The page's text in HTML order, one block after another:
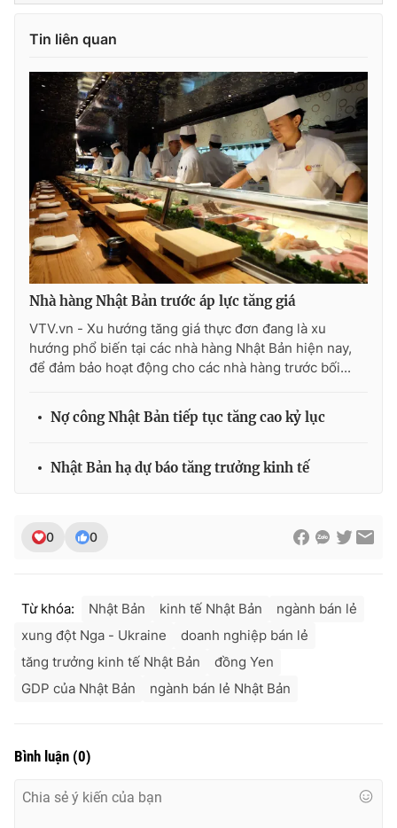
Tin liên quan
Nhà hàng Nhật Bản trước áp lực tăng giá
VTV.vn - Xu hướng tăng giá thực đơn đang là xu
hướng phổ biến tại các nhà hàng Nhật Bản hiện nay,
để đảm bảo hoạt động cho các nhà hàng trước bối...
Nợ công Nhật Bản tiếp tục tăng cao kỷ lục
Nhật Bản hạ dự báo tăng trưởng kinh tế
0 0
Từ khóa: Nhật Bản kinh tế Nhật Bản
ngành bán lẻ
xung đột Nga - Ukraine
doanh nghiệp bán lẻ
tăng trưởng kinh tế Nhật Bản
đồng Yen
GDP của Nhật Bản
ngành bán lẻ Nhật Bản
Bình luận (0)